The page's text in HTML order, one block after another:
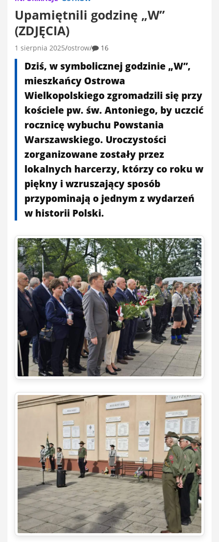
Upamiętnili godzinę „W”
(ZDJĘCIA)
1 sierpnia 2025 ostrow 16
Dziś, w symbolicznej godzinie „W”,
mieszkańcy Ostrowa
Wielkopolskiego zgromadzili się przy
kościele pw. św. Antoniego, by uczcić
rocznicę wybuchu Powstania
Warszawskiego. Uroczystości
zorganizowane zostały przez
lokalnych harcerzy, którzy co roku w
piękny i wzruszający sposób
przypominają o jednym z wydarzeń
w historii Polski.